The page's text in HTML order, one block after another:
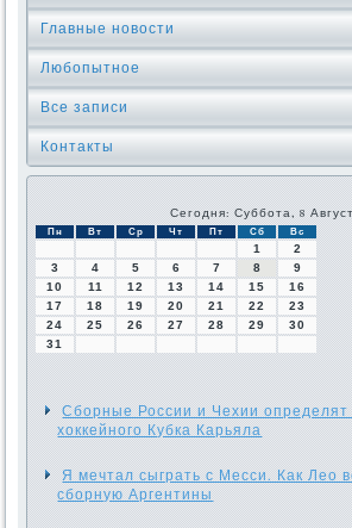
Главные новости
Любопытное
Все записи
Контакты
Сегодня: Суббота, 8
Пн Вт Ср Чт Пт Сб Вс
1
2
3
4 5 6 7 8
9
10
11 12 13 14 15
16
17
18 19 20 21 22
23
24
25 26 27 28 29
30
31
Сборные России и Чехии определят
хоккейного Кубка Карьяла
Я мечтал сыграть с Месси. Как Лео
сборную Аргентины